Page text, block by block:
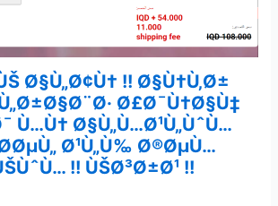
Ø§Ù„Ø¢Ù† !! Ø§Ù†Ù‚Ø±
Ø£Ø¯Ù†Ø§Ù‡
Ù…Ù† Ø§Ù„Ù…Ø¹Ù„ÙˆÙ…
Ø¹Ù„Ù‰ Ø®ØµÙ…
!! ÙŠØ³Ø±Ø¹ !!